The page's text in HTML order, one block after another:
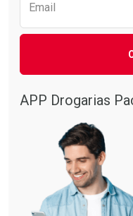
Comprar sem
Comprar sem
Por R$ 98,99/cada
Email
APP Drogarias